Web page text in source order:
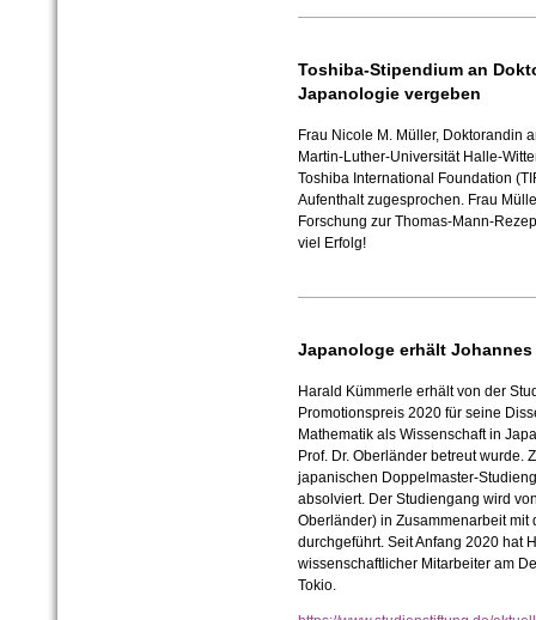
Toshiba-Stipendium an
Japanologie vergeben
Frau Nicole M. Müller, Doktorandin
Martin-Luther-Universität Halle-
Toshiba International Foundation
Aufenthalt zugesprochen. Frau
Forschung zur Thomas-Mann-
viel Erfolg!
Japanologe erhält
Harald Kümmerle erhält von der
Promotionspreis 2020 für seine
Mathematik als Wissenschaft in
Prof. Dr. Oberländer betreut wurde.
japanischen Doppelmaster-
absolviert. Der Studiengang wird
Oberländer) in Zusammenarbeit mit
durchgeführt. Seit Anfang 2020 hat
wissenschaftlicher Mitarbeiter am
Tokio.